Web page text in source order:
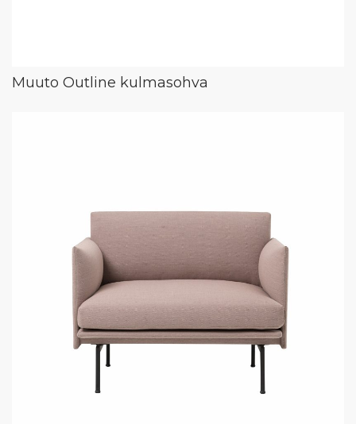
Muuto Outline kulmasohva